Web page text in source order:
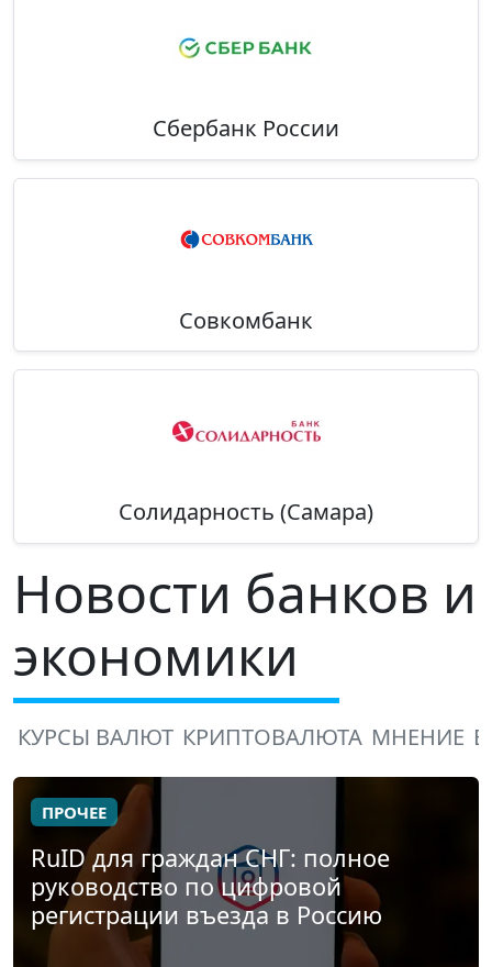
Сбербанк России
Совкомбанк
Солидарность (Самара)
Новости банков и
экономики
КУРСЫ ВАЛЮТ КРИПТОВАЛЮТА МНЕНИЕ
ПРОЧЕЕ
RuID для граждан СНГ: полное
руководство по цифровой
регистрации въезда в Россию